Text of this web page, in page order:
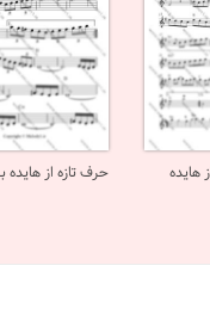
هایده
حرف تازه از هایده